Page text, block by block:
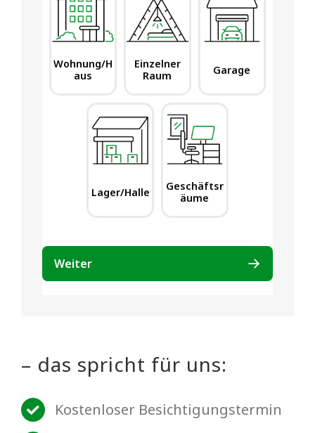
– das spricht für uns:
Kostenloser Besichtigungstermin